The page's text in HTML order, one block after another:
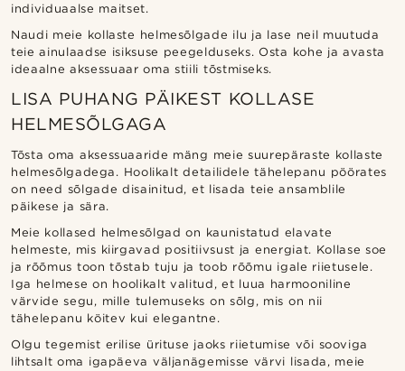
individuaalse maitset.
Naudi meie kollaste helmesõlgade ilu ja lase neil muutuda
teie ainulaadse isiksuse peegelduseks. Osta kohe ja avasta
ideaalne aksessuaar oma stiili tõstmiseks.
LISA PUHANG PÄIKEST KOLLASE
HELMESÕLGAGA
Tõsta oma aksessuaaride mäng meie suurepäraste kollaste
helmesõlgadega. Hoolikalt detailidele tähelepanu pöörates
on need sõlgade disainitud, et lisada teie ansamblile
päikese ja sära.
Meie kollased helmesõlgad on kaunistatud elavate
helmeste, mis kiirgavad positiivsust ja energiat. Kollase soe
ja rõõmus toon tõstab tuju ja toob rõõmu igale riietusele.
Iga helmese on hoolikalt valitud, et luua harmooniline
värvide segu, mille tulemuseks on sõlg, mis on nii
tähelepanu köitev kui elegantne.
Olgu tegemist erilise ürituse jaoks riietumise või sooviga
lihtsalt oma igapäeva väljanägemisse värvi lisada, meie